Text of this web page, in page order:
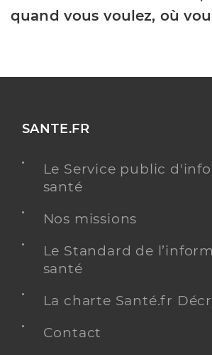
quand vous voulez, où
SANTE.FR
Le Service public
santé
Nos missions
Le Standard de
santé
La charte Santé.fr
Contact